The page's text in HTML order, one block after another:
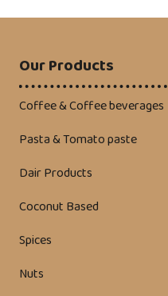
Our Products
Coffee & Coffee beverages
Pasta & Tomato paste
Dair Products
Coconut Based
Spices
Nuts